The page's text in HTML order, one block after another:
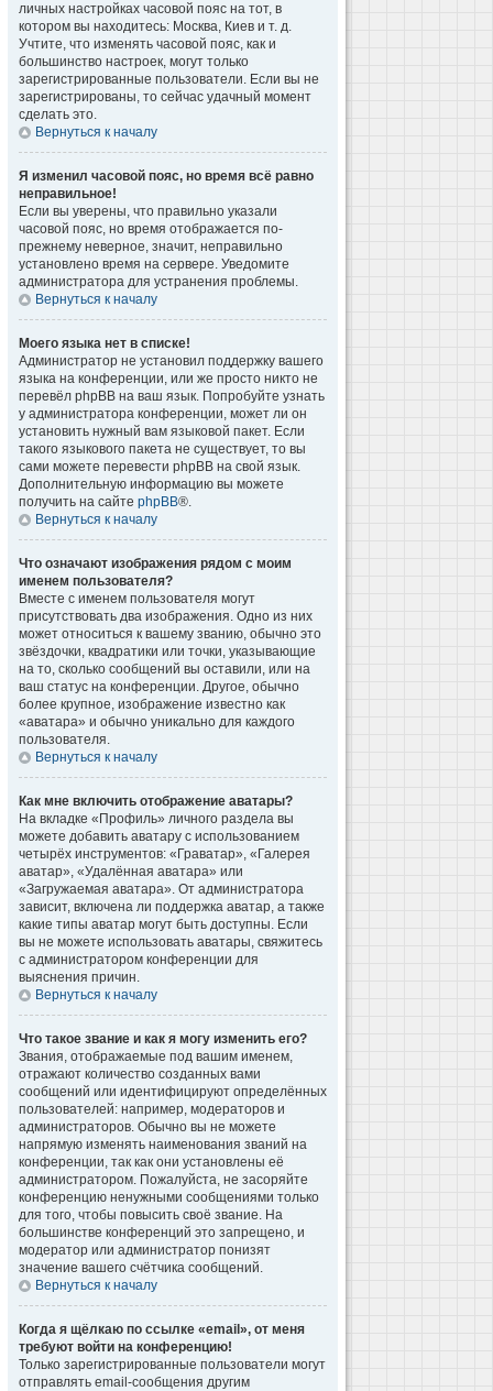
личных настройках часовой пояс на тот, в
котором вы находитесь: Москва, Киев и т. д.
Учтите, что изменять часовой пояс, как и
большинство настроек, могут только
зарегистрированные пользователи. Если вы не
зарегистрированы, то сейчас удачный момент
сделать это.
Вернуться к началу
Я изменил часовой пояс, но время всё равно
неправильное!
Если вы уверены, что правильно указали
часовой пояс, но время отображается по-
прежнему неверное, значит, неправильно
установлено время на сервере. Уведомите
администратора для устранения проблемы.
Вернуться к началу
Моего языка нет в списке!
Администратор не установил поддержку вашего
языка на конференции, или же просто никто не
перевёл phpBB на ваш язык. Попробуйте узнать
у администратора конференции, может ли он
установить нужный вам языковой пакет. Если
такого языкового пакета не существует, то вы
сами можете перевести phpBB на свой язык.
Дополнительную информацию вы можете
получить на сайте phpBB®.
Вернуться к началу
Что означают изображения рядом с моим
именем пользователя?
Вместе с именем пользователя могут
присутствовать два изображения. Одно из них
может относиться к вашему званию, обычно это
звёздочки, квадратики или точки, указывающие
на то, сколько сообщений вы оставили, или на
ваш статус на конференции. Другое, обычно
более крупное, изображение известно как
«аватара» и обычно уникально для каждого
пользователя.
Вернуться к началу
Как мне включить отображение аватары?
На вкладке «Профиль» личного раздела вы
можете добавить аватару с использованием
четырёх инструментов: «Граватар», «Галерея
аватар», «Удалённая аватара» или
«Загружаемая аватара». От администратора
зависит, включена ли поддержка аватар, а также
какие типы аватар могут быть доступны. Если
вы не можете использовать аватары, свяжитесь
с администратором конференции для
выяснения причин.
Вернуться к началу
Что такое звание и как я могу изменить его?
Звания, отображаемые под вашим именем,
отражают количество созданных вами
сообщений или идентифицируют определённых
пользователей: например, модераторов и
администраторов. Обычно вы не можете
напрямую изменять наименования званий на
конференции, так как они установлены её
администратором. Пожалуйста, не засоряйте
конференцию ненужными сообщениями только
для того, чтобы повысить своё звание. На
большинстве конференций это запрещено, и
модератор или администратор понизят
значение вашего счётчика сообщений.
Вернуться к началу
Когда я щёлкаю по ссылке «email», от меня
требуют войти на конференцию!
Только зарегистрированные пользователи могут
отправлять email-сообщения другим